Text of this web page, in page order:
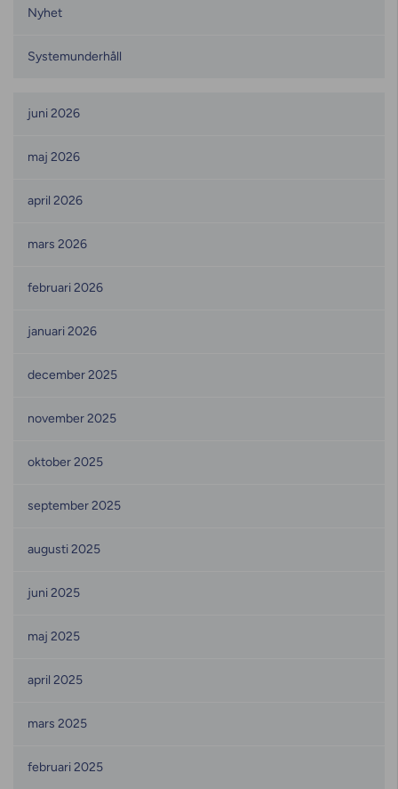
Nyhet
Systemunderhåll
juni 2026
maj 2026
april 2026
mars 2026
februari 2026
januari 2026
december 2025
november 2025
oktober 2025
september 2025
augusti 2025
juni 2025
maj 2025
april 2025
mars 2025
februari 2025